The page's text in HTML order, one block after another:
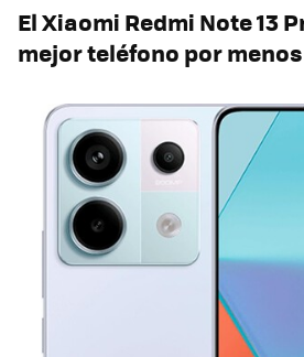
El Xiaomi Redmi Note 13
mejor teléfono por